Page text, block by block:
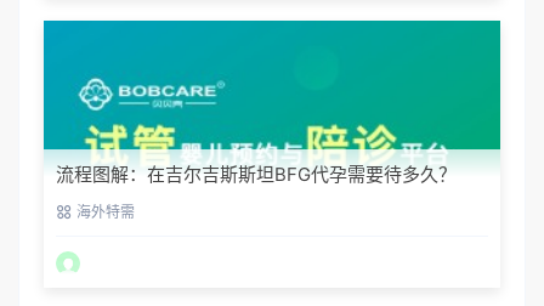
流程图解：在吉尔吉斯斯坦BFG代孕需要待多久？
海外特需